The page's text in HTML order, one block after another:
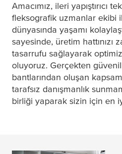
Amacımız, ileri yapıştırıcı
fleksografik uzmanlar ekibi
dünyasında yaşamı
sayesinde, üretim hattınızı
tasarrufu sağlayarak
oluyoruz. Gerçekten
bantlarından oluşan
tarafsız danışmanlık
birliği yaparak sizin için en